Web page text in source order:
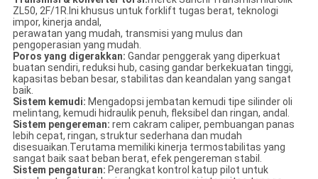
ZL50, 2F/1R.Ini khusus untuk forklift tugas berat, teknologi
impor, kinerja andal,
perawatan yang mudah, transmisi yang mulus dan
pengoperasian yang mudah.
Poros yang digerakkan: Gandar penggerak yang diperkuat
buatan sendiri, reduksi hub, casing gandar berkekuatan tinggi,
kapasitas beban besar, stabilitas dan keandalan yang sangat
baik.
Sistem kemudi: Mengadopsi jembatan kemudi tipe silinder oli
melintang, kemudi hidraulik penuh, fleksibel dan ringan, andal.
Sistem pengereman: rem cakram caliper, pembuangan panas
lebih cepat, ringan, struktur sederhana dan mudah
disesuaikan.Terutama memiliki kinerja termostabilitas yang
sangat baik saat beban berat, efek pengereman stabil.
Sistem pengaturan: Perangkat kontrol katup pilot untuk